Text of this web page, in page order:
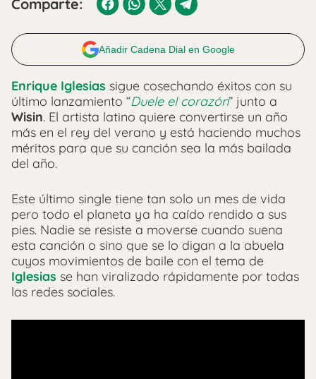
Comparte:
Añadir Cadena Dial en Google
Enrique Iglesias sigue cosechando éxitos con su
último lanzamiento “Duele el corazón” junto a
Wisin. El artista latino quiere convertirse un año
más en el rey del verano y está haciendo muchos
méritos para que su canción sea la más bailada
del año.
Este último single tiene tan solo un mes de vida
pero todo el planeta ya ha caído rendido a sus
pies. Nadie se resiste a moverse cuando suena
esta canción o sino que se lo digan a la abuela
cuyos movimientos de baile con el tema de
Iglesias se han viralizado rápidamente por todas
las redes sociales.